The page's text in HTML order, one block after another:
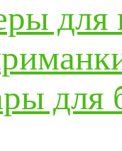
для
для